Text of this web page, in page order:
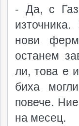
- Да, с
нови
останем
ли, това е
биха
повече.
на месец.